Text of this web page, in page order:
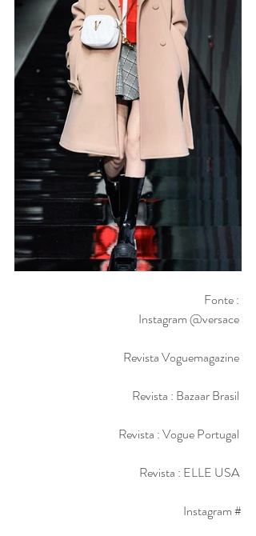
Fonte :
Instagram @versace
Revista Voguemagazine
Revista : Bazaar Brasil
Revista : Vogue Portugal
Revista : ELLE USA
Instagram #